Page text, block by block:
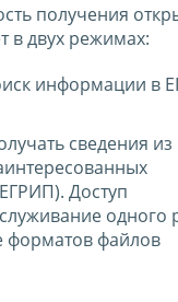
получения
в двух режимах:
информации в
сведения
Доступ
одного
форматов файлов